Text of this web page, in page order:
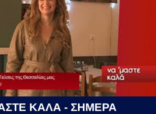
ΚΑΛΑ - ΣΗΜΕΡΑ